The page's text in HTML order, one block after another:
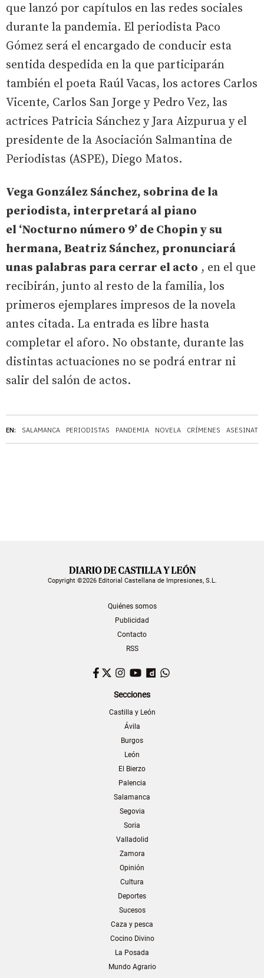
EN: SALAMANCA PERIODISTAS PANDEMIA NOVELA CRÍMENES
que lanzó por capítulos en las redes sociales
durante la pandemia. El periodista Paco
Gómez será el encargado de conducir esta
sentida despedida en la que participarán
también el poeta Raúl Vacas, los actores Carlos
Vicente, Carlos San Jorge y Pedro Vez, las
actrices Patricia Sánchez y Jara Aizpurua y el
presidente de la Asociación Salmantina de
Periodistas (ASPE), Diego Matos.
Vega González Sánchez, sobrina de la
periodista, interpretará al piano
el ‘Nocturno número 9’ de Chopin y su
hermana, Beatriz Sánchez, pronunciará
unas palabras para cerrar el acto , en el que
recibirán, junto al resto de la familia, los
primeros ejemplares impresos de la novela
antes citada. La entrada es libre hasta
completar el aforo. No obstante, durante las
distintas actuaciones no se podrá entrar ni
salir del salón de actos.
Copyright ©2026 Editorial Castellana de Impresiones, S.L.
Quiénes somos
Publicidad
Contacto
RSS
Facebook
TwitterInstagram
YouTubeDailymotion
Secciones
Castilla y León
Ávila
Burgos
León
El Bierzo
Palencia
Salamanca
Segovia
Soria
Valladolid
Zamora
Opinión
Cultura
Deportes
Sucesos
Caza y pesca
Cocino Divino
La Posada
Mundo Agrario